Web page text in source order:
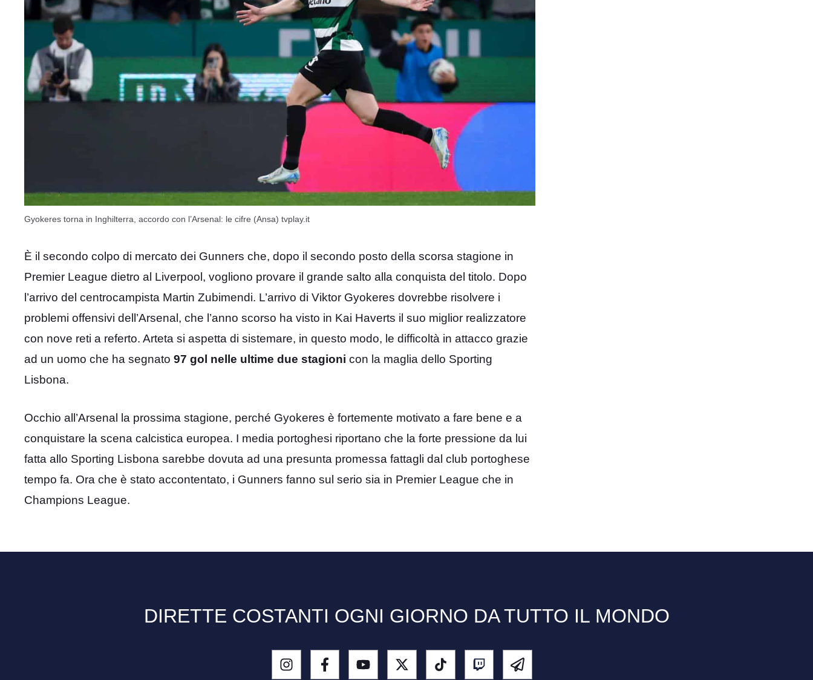
Gyokeres torna in Inghilterra, accordo con l’Arsenal: le cifre (Ansa) tvplay.it
È il secondo colpo di mercato dei Gunners che, dopo il secondo posto della scorsa stagione in
Premier League dietro al Liverpool, vogliono provare il grande salto alla conquista del titolo. Dopo
l’arrivo del centrocampista Martin Zubimendi. L’arrivo di Viktor Gyokeres dovrebbe risolvere i
problemi offensivi dell’Arsenal, che l’anno scorso ha visto in Kai Haverts il suo miglior realizzatore
con nove reti a referto. Arteta si aspetta di sistemare, in questo modo, le difficoltà in attacco grazie
ad un uomo che ha segnato 97 gol nelle ultime due stagioni con la maglia dello Sporting
Lisbona.
Occhio all’Arsenal la prossima stagione, perché Gyokeres è fortemente motivato a fare bene e a
conquistare la scena calcistica europea. I media portoghesi riportano che la forte pressione da lui
fatta allo Sporting Lisbona sarebbe dovuta ad una presunta promessa fattagli dal club portoghese
tempo fa. Ora che è stato accontentato, i Gunners fanno sul serio sia in Premier League che in
Champions League.
DIRETTE COSTANTI OGNI GIORNO DA TUTTO IL MONDO